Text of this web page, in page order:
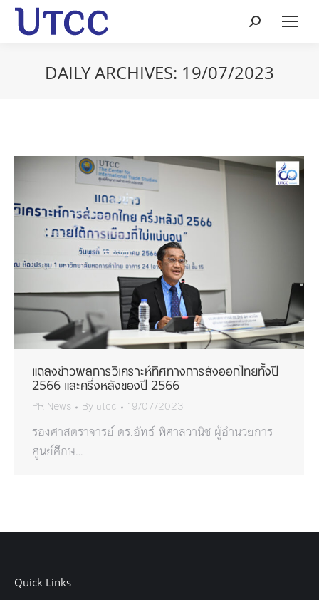
Search:
DAILY ARCHIVES: 19/07/2023
แถลงข่าวผลการวิเคราะห์ทิศทางการส่งออกไทยทั้งปี
2566 และครึ่งหลังของปี 2566
PR News By utcc 19/07/2023
รองศาสตราจารย์ ดร.อัทธ์ พิศาลวานิช ผู้อำนวยการ
ศูนย์ศึกษ…
Quick Links